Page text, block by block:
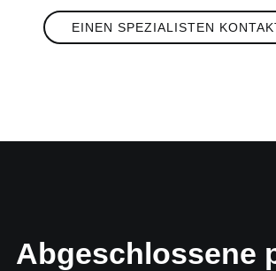
EINEN SPEZIALISTEN
Abgeschlossene